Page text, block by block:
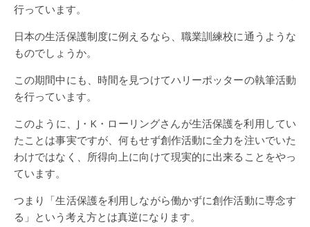
行っています。
日本の生活保護制度に例えるなら、職業訓練校に通うような
ものでしょうか。
この期間中にも、時間を見つけてハリーポッターの執筆活動
を行っています。
このように、J・K・ローリングさんが生活保護を利用してい
たことは事実ですが、何もせず創作活動に全力を注いでいた
わけではなく、所得向上に向けて現実的に出来ることをやっ
ています。
つまり「生活保護を利用しながら働かずに創作活動に専念す
る」という考え方とは真逆になります。